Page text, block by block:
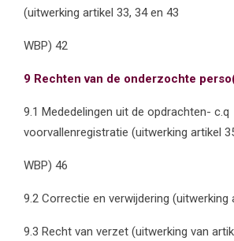
(uitwerking artikel 33, 34 en 43
WBP) 42
9 Rechten van de onderzochte
9.1 Mededelingen uit de opdrachten- c.q
voorvallenregistratie (uitwerking artikel
WBP) 46
9.2 Correctie en verwijdering (uitwerking
9.3 Recht van verzet (uitwerking van